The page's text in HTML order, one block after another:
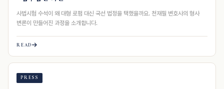
사법시험 수석이 왜 대형 로펌 대신 국선 법정을 택했을까요. 천재필 변호사의 형사
변론이 만들어진 과정을 소개합니다.
READ
PRESS